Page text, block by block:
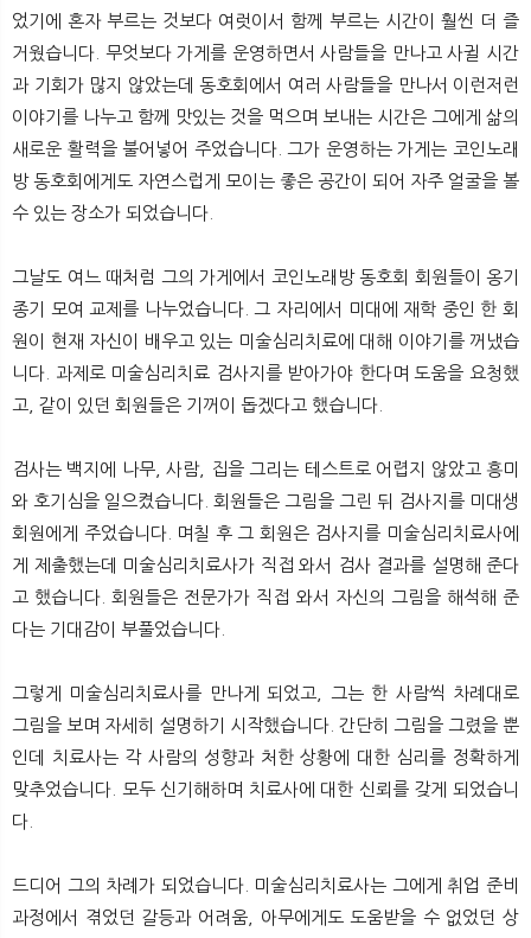
었기에 혼자 부르는 것보다 여럿이서 함께 부르는 시간이 훨씬 더 즐
거웠습니다. 무엇보다 가게를 운영하면서 사람들을 만나고 사귈 시간
과 기회가 많지 않았는데 동호회에서 여러 사람들을 만나서 이런저런
이야기를 나누고 함께 맛있는 것을 먹으며 보내는 시간은 그에게 삶의
새로운 활력을 불어넣어 주었습니다. 그가 운영하는 가게는 코인노래
방 동호회에게도 자연스럽게 모이는 좋은 공간이 되어 자주 얼굴을 볼
수 있는 장소가 되었습니다.
그날도 여느 때처럼 그의 가게에서 코인노래방 동호회 회원들이 옹기
종기 모여 교제를 나누었습니다. 그 자리에서 미대에 재학 중인 한 회
원이 현재 자신이 배우고 있는 미술심리치료에 대해 이야기를 꺼냈습
니다. 과제로 미술심리치료 검사지를 받아가야 한다며 도움을 요청했
고, 같이 있던 회원들은 기꺼이 돕겠다고 했습니다.
검사는 백지에 나무, 사람, 집을 그리는 테스트로 어렵지 않았고 흥미
와 호기심을 일으켰습니다. 회원들은 그림을 그린 뒤 검사지를 미대생
회원에게 주었습니다. 며칠 후 그 회원은 검사지를 미술심리치료사에
게 제출했는데 미술심리치료사가 직접 와서 검사 결과를 설명해 준다
고 했습니다. 회원들은 전문가가 직접 와서 자신의 그림을 해석해 준
다는 기대감이 부풀었습니다.
그렇게 미술심리치료사를 만나게 되었고, 그는 한 사람씩 차례대로
그림을 보며 자세히 설명하기 시작했습니다. 간단히 그림을 그렸을 뿐
인데 치료사는 각 사람의 성향과 처한 상황에 대한 심리를 정확하게
맞추었습니다. 모두 신기해하며 치료사에 대한 신뢰를 갖게 되었습니
다.
드디어 그의 차례가 되었습니다. 미술심리치료사는 그에게 취업 준비
과정에서 겪었던 갈등과 어려움, 아무에게도 도움받을 수 없었던 상